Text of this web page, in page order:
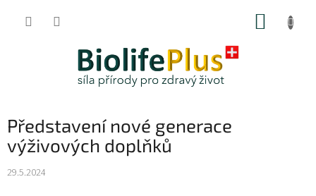
Představení nové generace
výživových doplňků
29.5.2024